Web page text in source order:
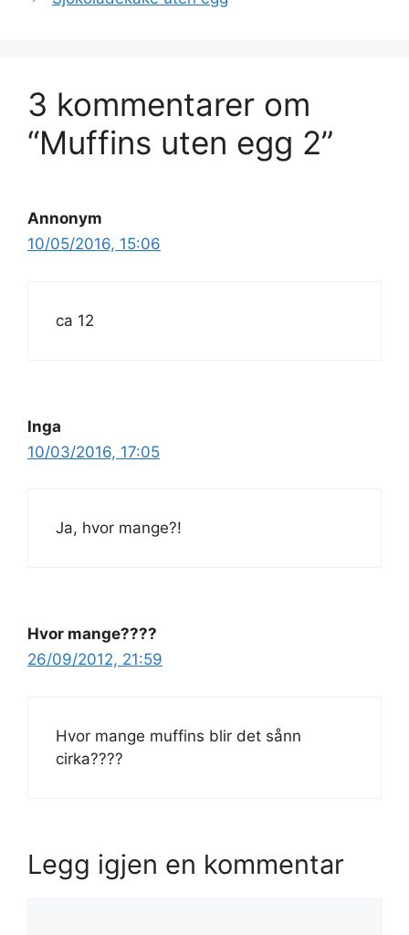
3 kommentarer om
“Muffins uten egg 2”
Annonym
10/05/2016, 15:06
ca 12
Inga
10/03/2016, 17:05
Ja, hvor mange?!
Hvor mange????
26/09/2012, 21:59
Hvor mange muffins blir det sånn
cirka????
Legg igjen en kommentar